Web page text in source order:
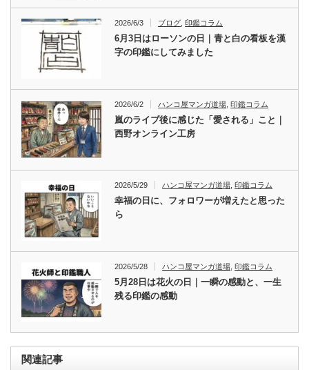
2026/6/3 ブログ 印鑑コラム
6月3日はローソンの日｜青と白の看板を漢
字の印鑑にしてみました
2026/6/2 ハンコ屋マンガ道場 ,印鑑コラム
嵐のライブ後に感じた「愛される」こと｜
西野オンライン工房
2026/5/29 ハンコ屋マンガ道場 印鑑コラム
幸福の日に、フォロワーが増えたと思った
ら
2026/5/28 ハンコ屋マンガ道場 ,印鑑コラム
5月28日は花火の日｜一瞬の感動と、一生
残る印鑑の感動
関連記事